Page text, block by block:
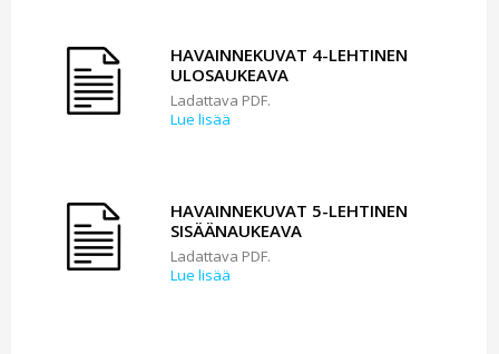
HAVAINNEKUVAT 4-LEHTINEN
ULOSAUKEAVA
Ladattava PDF.
Lue lisää
HAVAINNEKUVAT 5-LEHTINEN
SISÄÄNAUKEAVA
Ladattava PDF.
Lue lisää